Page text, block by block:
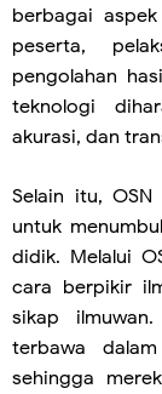
berbagai
peserta,
pengolahan
teknologi
akurasi, dan
Selain itu,
untuk
didik. Melalui
cara berpikir
sikap
terbawa
sehingga